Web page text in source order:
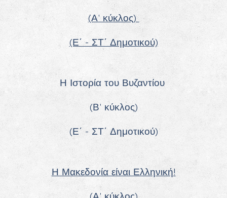
(Α' κύκλος)
(Ε΄ - ΣΤ΄ Δημοτικού)
Η Ιστορία του Βυζαντίου
(Β' κύκλος)
(Ε΄ - ΣΤ΄ Δημοτικού)
Η Μακεδονία είναι Ελληνική!